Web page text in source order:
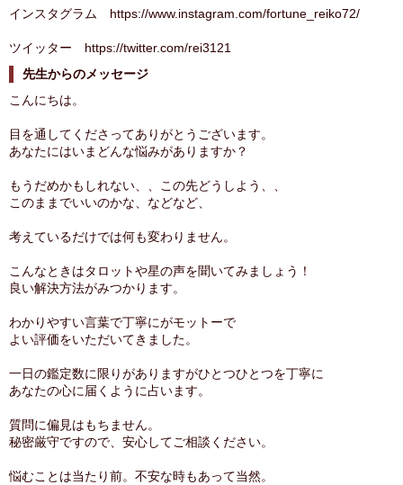
インスタグラム https://www.instagram.com/fortune_reiko72/
ツイッター https://twitter.com/rei3121
先生からのメッセージ
こんにちは。
目を通してくださってありがとうございます。
あなたにはいまどんな悩みがありますか？
もうだめかもしれない、、この先どうしよう、、
このままでいいのかな、などなど、
考えているだけでは何も変わりません。
こんなときはタロットや星の声を聞いてみましょう！
良い解決方法がみつかります。
わかりやすい言葉で丁寧にがモットーで
よい評価をいただいてきました。
一日の鑑定数に限りがありますがひとつひとつを丁寧に
あなたの心に届くように占います。
質問に偏見はもちません。
秘密厳守ですので、安心してご相談ください。
悩むことは当たり前。不安な時もあって当然。